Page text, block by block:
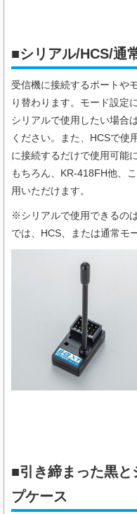
■シリアル/HCS/通
受信機に接続するポートや
り替わります。モード設定
シリアルで使用したい場合
ください。また、HCSで使
に接続するだけで使用可能
もちろん、KR-418FH他、
用いただけます。
※シリアルで使用できるの
では、HCS、または通常モ
■引き締まった黒と
プケース